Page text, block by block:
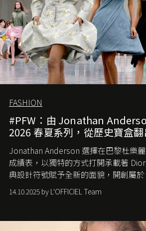
FASHION
#PFW：由 Jonathan
2026 春夏系列，從歷史寶盒
Jonathan Anderson 選擇在巴黎杜樂
成績表，以獨特的方式打開承載著
典設計符號賦予全新的面貌，開創屬
Anderson 的 Dior 時代。
14.10.2025 by L'OFFICIEL Team